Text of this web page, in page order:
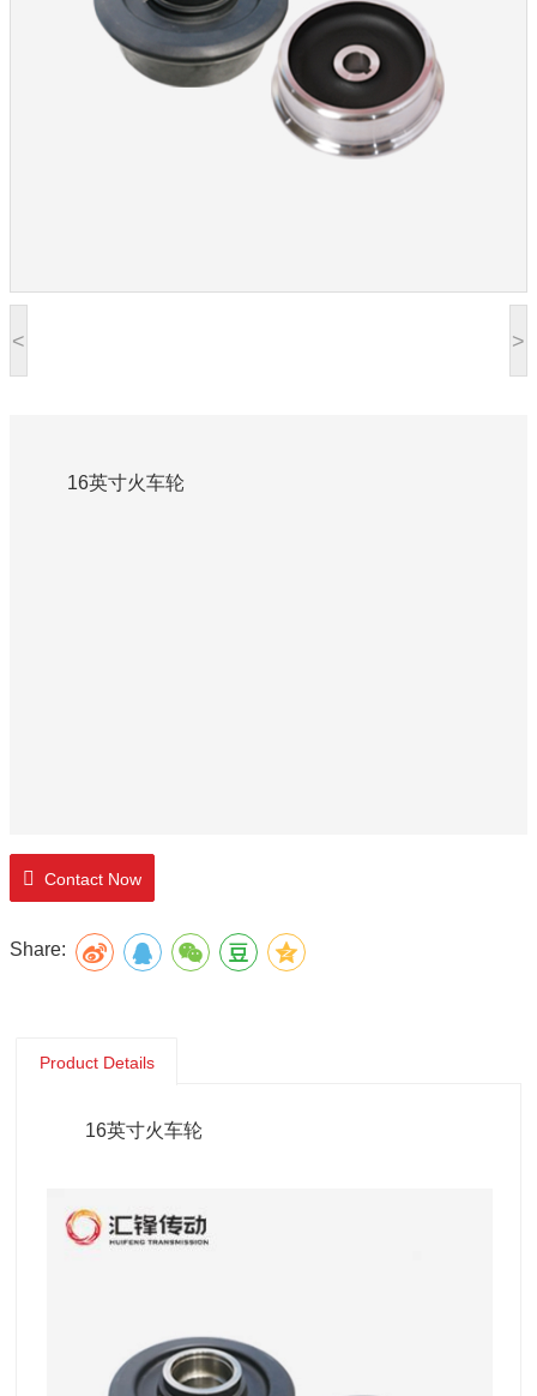
< >
16英寸火车轮
Contact Now
Share:
Product Details
16英寸火车轮